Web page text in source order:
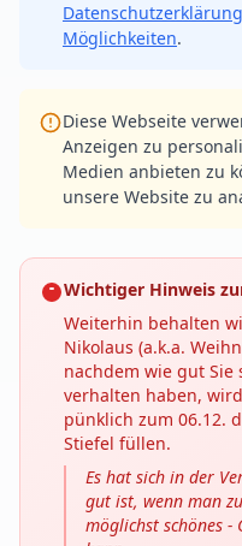
Datenschutzerklärung
Möglichkeiten.
Diese Webseite
Anzeigen zu
Medien anbieten zu
unsere Website zu
Wichtiger Hinweis
Weiterhin behalten
Nikolaus (a.k.a.
nachdem wie gut Sie
verhalten haben,
pünklich zum 06.12.
Stiefel füllen.
Es hat sich in der
gut ist, wenn man
möglichst schönes